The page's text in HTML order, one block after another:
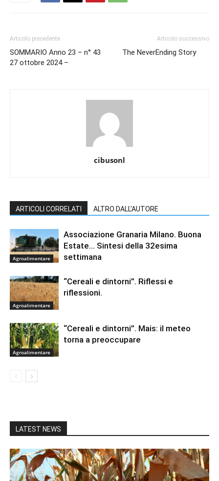
Articolo precedente
SOMMARIO Anno 23 – n° 43
27 ottobre 2024 –
Articolo successivo
The NeverEnding Story·
cibusonl
ARTICOLI CORRELATI ALTRO DALL'AUTORE
Agroalimentare
Associazione Granaria Milano. Buona
Estate… Sintesi della 32esima
settimana
Agroalimentare
“Cereali e dintorni”. Riflessi e
riflessioni.
Agroalimentare
“Cereali e dintorni”. Mais: il meteo
torna a preoccupare
LATEST NEWS